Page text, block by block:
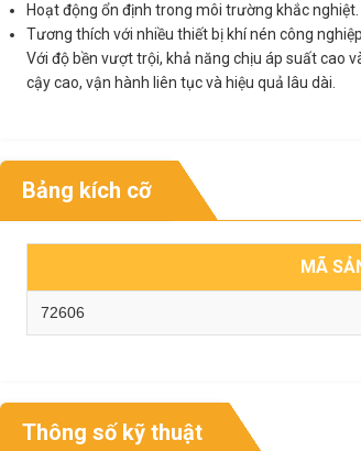
Hoạt động ổn định trong môi trường khắc nghiệt.
Tương thích với nhiều thiết bị khí nén công nghiệp.
Với độ bền vượt trội, khả năng chịu áp suất cao
cậy cao, vận hành liên tục và hiệu quả lâu dài.
Bảng kích cỡ
MÃ
72606
Thông số kỹ thuật